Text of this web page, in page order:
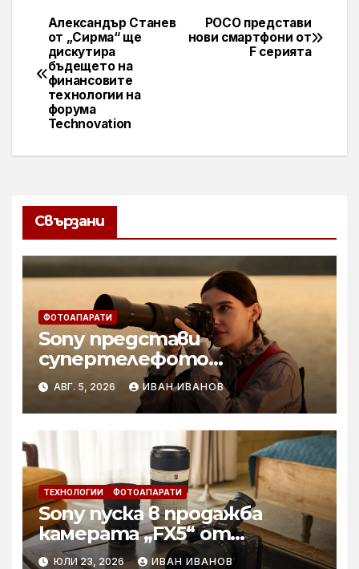
Навигация
POCO представи
нови смартфони от
F серията
Александър Станев
от „Сирма“ ще
дискутира
бъдещето на
финансовите
технологии на
форума
Technovation
Свързани
ФОТОАПАРАТИ
Sony представи
супертелефото
вариообектива FE 100–400
mm F5.6–8 OSS
АВГ. 5, 2026 ИВАН ИВАНОВ
ТЕХНОЛОГИИ ФОТОАПАРАТИ
Sony пуска в продажба
камерата „FX5“ от
серията Cinema Line
ЮЛИ 23, 2026 ИВАН ИВАНОВ